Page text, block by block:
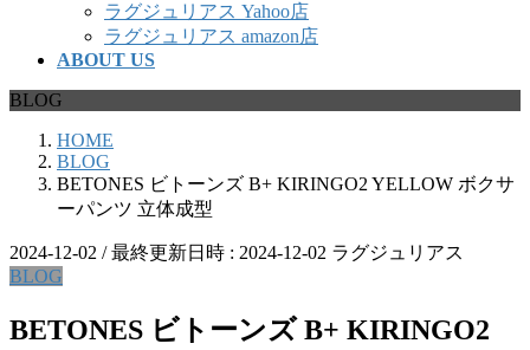
ラグジュリアス Yahoo店
ラグジュリアス amazon店
ABOUT US
BLOG
HOME
BLOG
BETONES ビトーンズ B+ KIRINGO2 YELLOW ボクサ
ーパンツ 立体成型
2024-12-02 / 最終更新日時 : 2024-12-02 ラグジュリアス
BLOG
BETONES ビトーンズ B+ KIRINGO2